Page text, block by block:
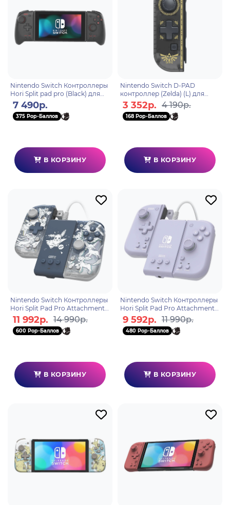
Nintendo Switch Контроллеры
Hori Split pad pro (Black) для
консоли Switch (NSW-298U)
7 490р.
375 Pop-Баллов
В КОРЗИНУ
Nintendo Switch D-PAD
контроллер (Zelda) (L) для
консоли Switch (NSW-119E)
3 352р. 4 190р.
168 Pop-Баллов
В КОРЗИНУ
Nintendo Switch Контроллеры
Hori Split Pad Pro Attachment
(Eevee Evolutions) для Switch
(NSW-453U)
11 992р. 14 990р.
600 Pop-Баллов
В КОРЗИНУ
Nintendo Switch Контроллеры
Hori Split Pad Pro Attachment
(Lavender) для консоли Switch
(NSW-428U)
9 592р. 11 990р.
480 Pop-Баллов
В КОРЗИНУ